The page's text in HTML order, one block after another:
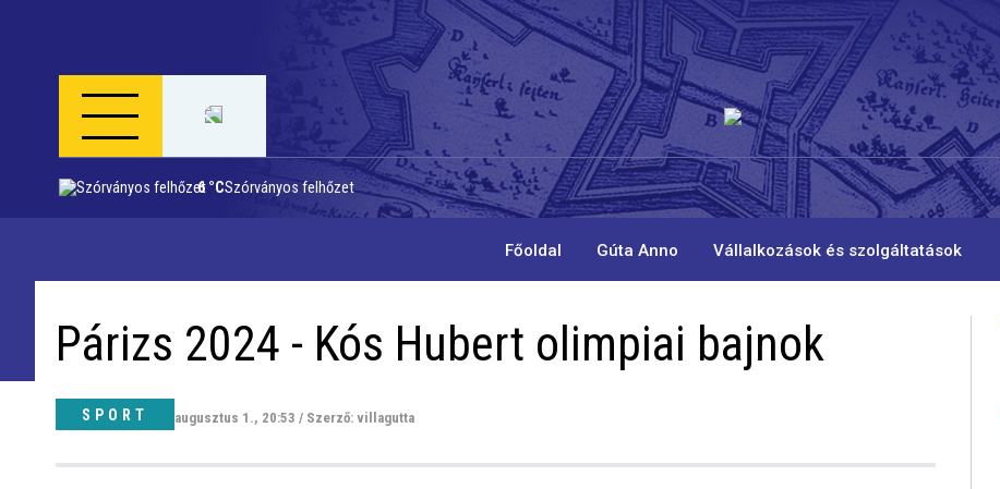
Riport
Közigazgatás
Időjárás
6 °CSzórványos felhőzet
Főoldal Gúta Anno Vállalkozások és szolgáltatások
Párizs 2024 - Kós Hubert olimpiai bajnok
SPORT augusztus 1., 20:53 / Szerző: villagutta